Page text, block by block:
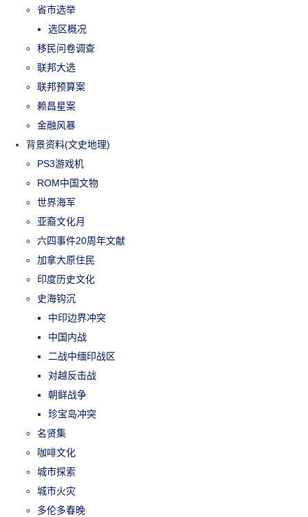
省市选举
选区概况
移民问卷调查
联邦大选
联邦预算案
赖昌星案
金融风暴
背景资料(文史地理)
PS3游戏机
ROM中国文物
世界海军
亚裔文化月
六四事件20周年文献
加拿大原住民
印度历史文化
史海钩沉
中印边界冲突
中国内战
二战中缅印战区
对越反击战
朝鲜战争
珍宝岛冲突
名贤集
咖啡文化
城市探索
城市火灾
多伦多春晚